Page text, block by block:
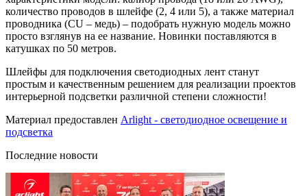
количество проводов в шлейфе (2, 4 или 5), а также материал
проводника (CU – медь) – подобрать нужную модель можно
просто взглянув на ее название. Новинки поставляются в
катушках по 50 метров.
Шлейфы для подключения светодиодных лент станут
простым и качественным решением для реализации проектов
интерьерной подсветки различной степени сложности!
Материал предоставлен Arlight - светодиодное освещение и
подсветка
Последние новости